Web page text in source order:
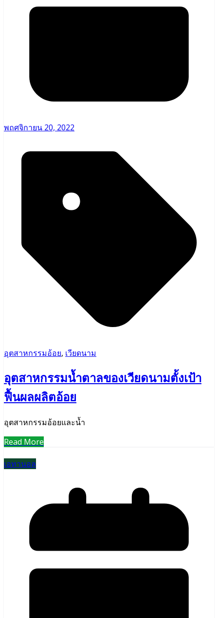
พฤศจิกายน 20, 2022
อุตสาหกรรมอ้อย, เวียดนาม
อุตสาหกรรมน้ำตาลของเวียดนามตั้งเป้า
ฟื้นผลผลิตอ้อย
อุตสาหกรรมอ้อยและน้ำ
Read More
เอทานอล